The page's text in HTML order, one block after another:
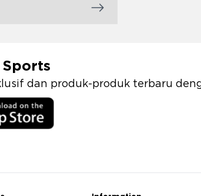
dan produk-produk terbaru